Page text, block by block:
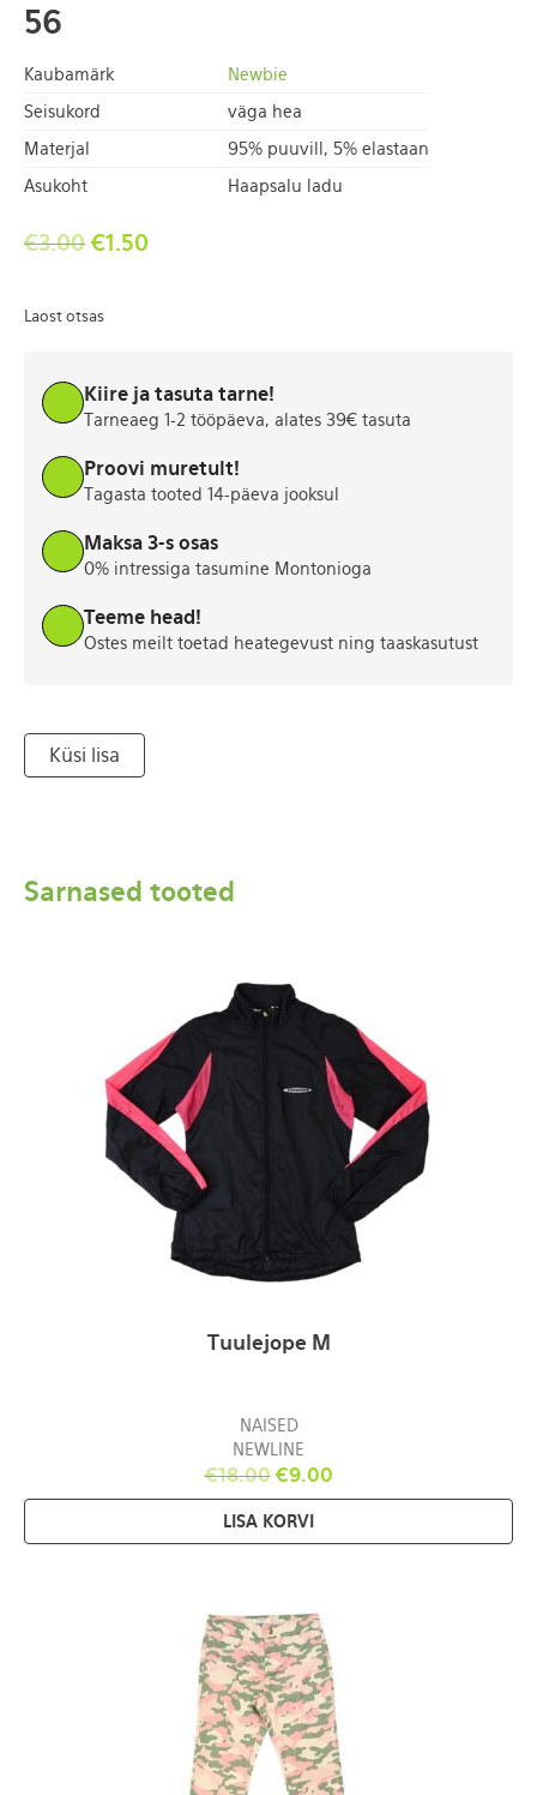
56
Kaubamärk
Newbie
Seisukord
väga hea
Materjal
95% puuvill, 5% elastaan
Asukoht
Haapsalu ladu
€3.00 €1.50
Laost otsas
Kiire ja tasuta tarne!
Tarneaeg 1-2 tööpäeva, alates 39€ tasuta
Proovi muretult!
Tagasta tooted 14-päeva jooksul
Maksa 3-s osas
0% intressiga tasumine Montonioga
Teeme head!
Ostes meilt toetad heategevust ning taaskasutust
Küsi lisa
Sarnased tooted
Tuulejope M
NAISED
NEWLINE
€18.00 €9.00
LISA KORVI